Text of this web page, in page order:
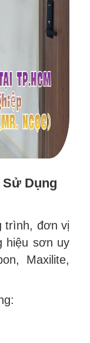
Dụng
trình, đơn vị
hiệu sơn uy
Maxilite,